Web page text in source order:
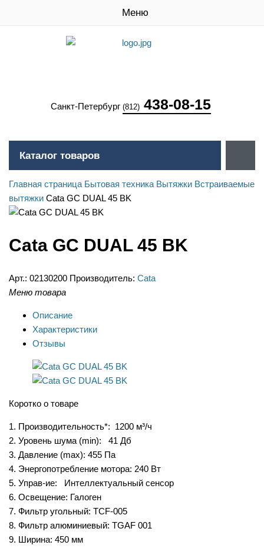
Меню
Санкт-Петербург (812) 438-08-15
Каталог товаров
Главная страница Бытовая техника Вытяжки Встраиваемые
вытяжки Cata GC DUAL 45 BK
Cata GC DUAL 45 BK
Арт.: 02130200 Производитель: Cata
Меню товара
Описание
Характеристики
Отзывы
Коротко о товаре
1. Производительность*: 1200 м³/ч
2. Уровень шума (min): 41 Дб
3. Давление (max): 455 Па
4. Энергопотребление мотора: 240 Вт
5. Управ-ие: Интеллектуальный сенсор
6. Освещение: Галоген
7. Фильтр угольный: TCF-005
8. Фильтр алюминиевый: TGAF 001
9. Ширина: 450 мм